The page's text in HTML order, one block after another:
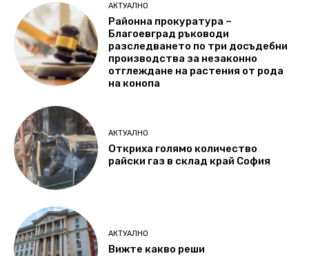
АКТУАЛНО
Районна прокуратура –
Благоевград ръководи
разследването по три досъдебни
производства за незаконно
отглеждане на растения от рода
на конопа
АКТУАЛНО
Откриха голямо количество
райски газ в склад край София
АКТУАЛНО
Вижте какво реши